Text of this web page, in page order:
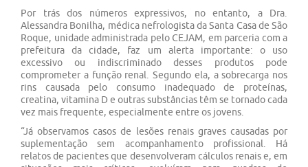
Por trás dos números expressivos, no entanto, a Dra.
Alessandra Bonilha, médica nefrologista da Santa Casa de São
Roque, unidade administrada pelo CEJAM, em parceria com a
prefeitura da cidade, faz um alerta importante: o uso
excessivo ou indiscriminado desses produtos pode
comprometer a função renal. Segundo ela, a sobrecarga nos
rins causada pelo consumo inadequado de proteínas,
creatina, vitamina D e outras substâncias têm se tornado cada
vez mais frequente, especialmente entre os jovens.
“Já observamos casos de lesões renais graves causadas por
suplementação sem acompanhamento profissional. Há
relatos de pacientes que desenvolveram cálculos renais e, em